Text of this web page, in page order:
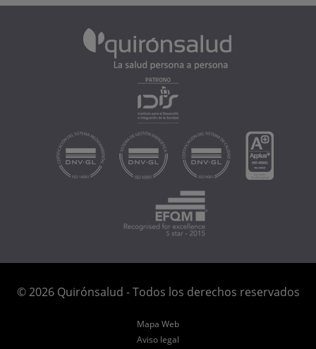
© 2026 Quirónsalud - Todos los derechos reservados
Mapa Web
Aviso legal